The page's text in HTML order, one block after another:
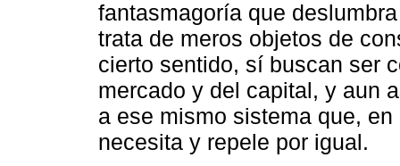
fantasmagoría que
trata de meros objetos de
cierto sentido, sí buscan ser
mercado y del capital, y aun
a ese mismo sistema que,
necesita y repele por igual.